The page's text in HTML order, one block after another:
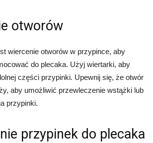
otworów
wiercenie otworów w przypince, aby
do plecaka. Użyj wiertarki, aby
części przypinki. Upewnij się, że otwór
aby umożliwić przewleczenie wstążki lub
przypinki.
przypinek do plecaka